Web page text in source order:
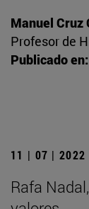
Manuel Cruz
Profesor de
Publicado en:
11 | 07 | 2022
Rafa